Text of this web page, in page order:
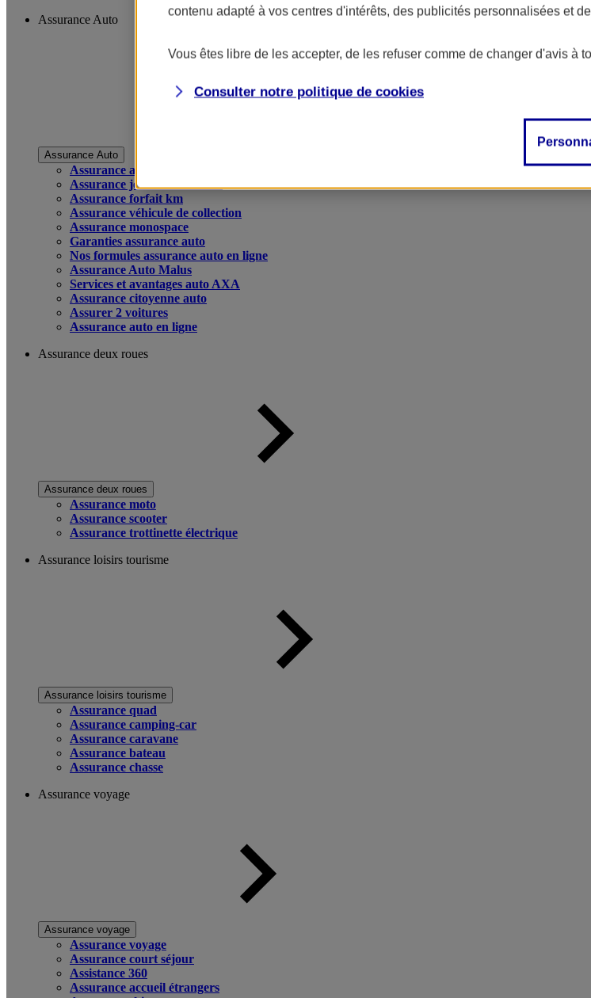
Assurance Auto
Assurance Auto
Assurance auto
Assurance jeune conducteur
Assurance forfait km
Assurance véhicule de collection
Assurance monospace
Garanties assurance auto
Nos formules assurance auto en ligne
Assurance Auto Malus
Services et avantages auto AXA
Assurance citoyenne auto
Assurer 2 voitures
Assurance auto en ligne
Assurance deux roues
Assurance deux roues
Assurance moto
Assurance scooter
Assurance trottinette électrique
Assurance loisirs tourisme
Assurance loisirs tourisme
Assurance quad
Assurance camping-car
Assurance caravane
Assurance bateau
Assurance chasse
Assurance voyage
Assurance voyage
Assurance voyage
Assurance court séjour
Assistance 360
Assurance accueil étrangers
contenu adapté à vos centres d'intérêts, des publicités personnalisées et
Vous êtes libre de les accepter, de les refuser comme de changer d'avis à
Consulter notre politique de cookies